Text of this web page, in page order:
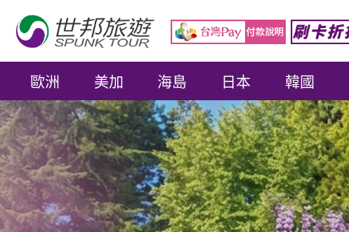
歐洲 美加 海島 日本 韓國